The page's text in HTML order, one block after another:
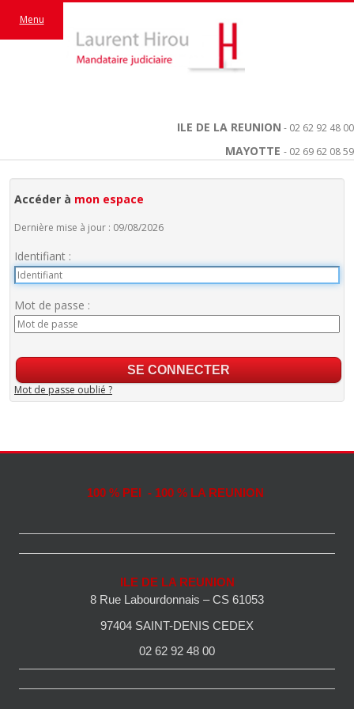
ILE DE LA REUNION - 02 62 92 48 00
MAYOTTE - 02 69 62 08 59
Menu
Accéder à mon espace
Dernière mise à jour : 09/08/2026
Identifiant :
Mot de passe :
Mot de passe oublié ?
100 % PEI - 100 % LA REUNION
ILE DE LA REUNION
8 Rue Labourdonnais – CS 61053
97404 SAINT-DENIS CEDEX
02 62 92 48 00